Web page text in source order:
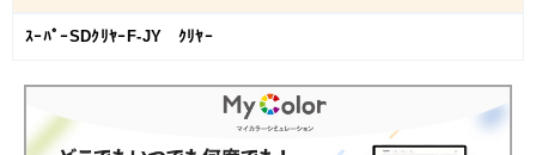
ｽｰﾊﾟｰSDｸﾘﾔｰF‐JY ｸﾘﾔｰ